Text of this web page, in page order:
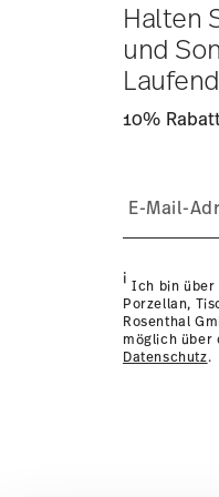
Lieferzeit
andere Länder
Retouren:Für
Halten
und
10%
i Ich bin über
Porzellan,
Rosenthal
möglich über
Datenschutz.